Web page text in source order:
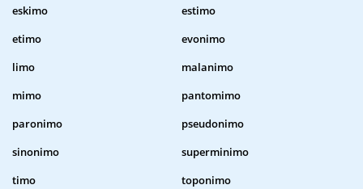
eskimo
estimo
etimo
evonimo
limo
malanimo
mimo
pantomimo
paronimo
pseudonimo
sinonimo
superminimo
timo
toponimo